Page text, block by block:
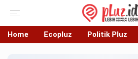
Home Ecopluz Politik Pluz